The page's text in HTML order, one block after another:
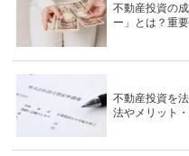
不動産投資の
ー」とは？重
不動産投資を
法やメリット